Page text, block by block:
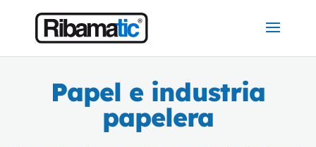
Papel e industria
papelera